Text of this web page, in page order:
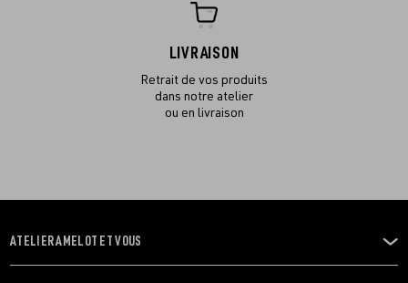
LIVRAISON
Retrait de vos produits
dans notre atelier
ou en livraison
OUVRIR
LE
ATELIER AMELOT ET VOUS